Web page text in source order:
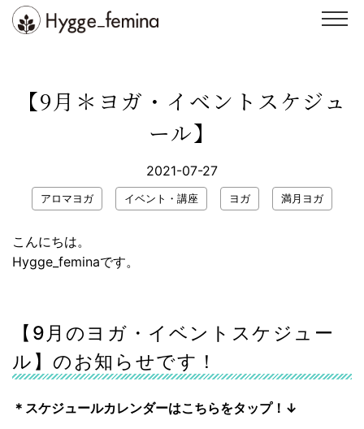
Skip
整体 イベント・講座
ブログ お客様の声
【9月＊ヨガ・イベントスケジュ
ール】
2021-07-27
アロマヨガ イベント・講座 ヨガ 満月ヨガ
こんにちは。
Hygge_feminaです。
【9月のヨガ・イベントスケジュー
ル】のお知らせです！
＊スケジュールカレンダーはこちらをタップ！↓